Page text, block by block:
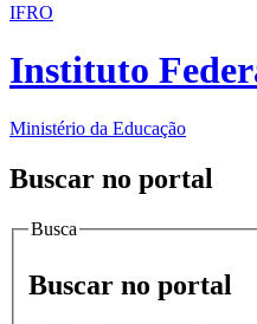
IFRO
Instituto
Ministério da Educação
Buscar no portal
Busca
Buscar no portal